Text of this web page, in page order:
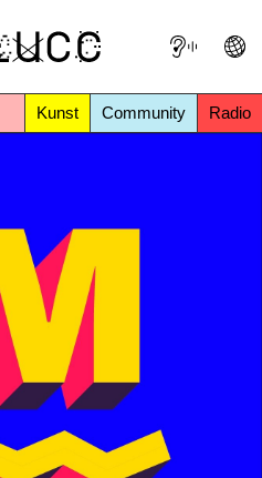
Kunst Community Radio